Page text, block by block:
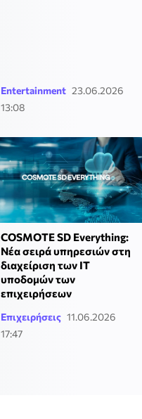
Entertainment 23.06.2026
13:08
COSMOTE SD Everything:
Νέα σειρά υπηρεσιών στη
διαχείριση των ΙΤ
υποδομών των
επιχειρήσεων
Επιχειρήσεις 11.06.2026
17:47